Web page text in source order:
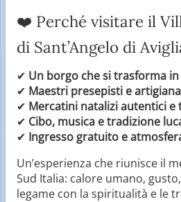
❤️ Perché visitare il
di Sant’Angelo di
✔ Un borgo che si trasforma
✔ Maestri presepisti e
✔ Mercatini natalizi autentici e
✔ Cibo, musica e tradizione
✔ Ingresso gratuito e
Un’esperienza che riunisce il
Sud Italia: calore umano,
legame con la spiritualità e le